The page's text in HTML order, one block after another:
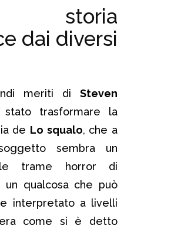
storia
dai diversi
meriti di Steven
trasformare la
de Lo squalo, che a
sembra un
trame horror di
un qualcosa che può
interpretato a livelli
come si è detto